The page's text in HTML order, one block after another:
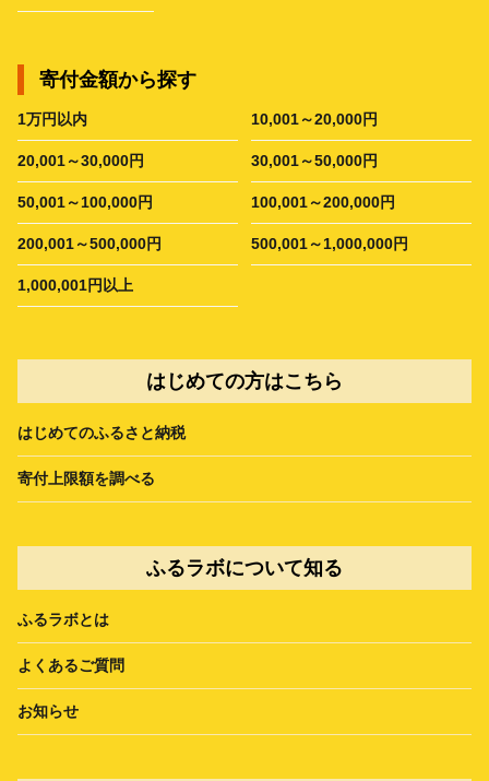
寄付金額から探す
1万円以内 10,001～20,000円
20,001～30,000円 30,001～50,000円
50,001～100,000円 100,001～200,000円
200,001～500,000円 500,001～1,000,000円
1,000,001円以上
はじめての方はこちら
はじめてのふるさと納税
寄付上限額を調べる
ふるラボについて知る
ふるラボとは
よくあるご質問
お知らせ